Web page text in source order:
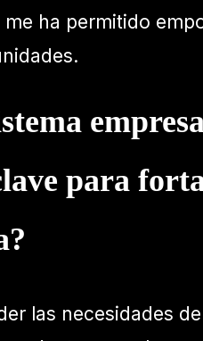
ha permitido
para
las necesidades